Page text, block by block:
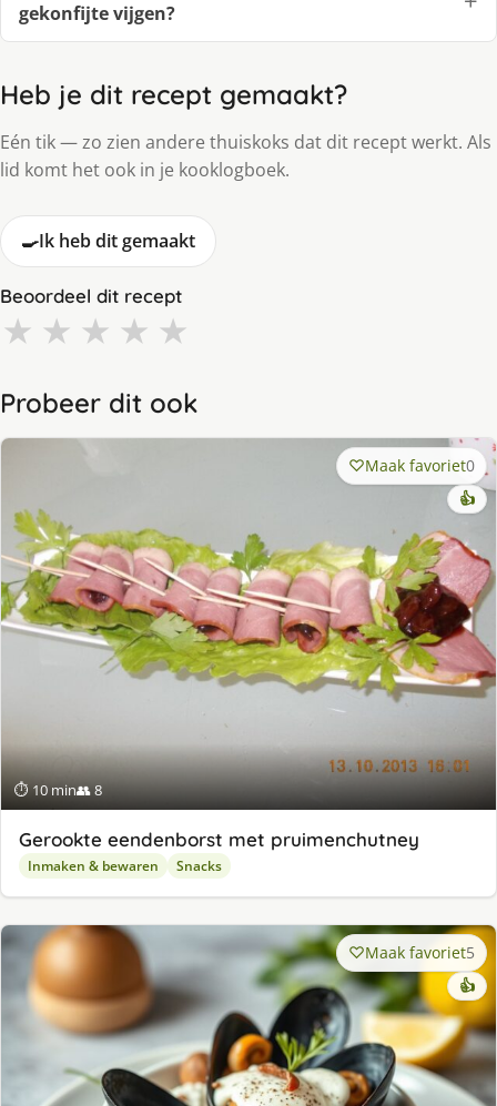
gekonfijte vijgen?
Heb je dit recept gemaakt?
Eén tik — zo zien andere thuiskoks dat dit recept werkt. Als
lid komt het ook in je kooklogboek.
🍳Ik heb dit gemaakt
Beoordeel dit recept
★ ★ ★ ★ ★
Probeer dit ook
⏱ 10 min👥 8
Maak favoriet0
👍
Gerookte eendenborst met pruimenchutney
Inmaken & bewaren Snacks
Maak favoriet5
👍